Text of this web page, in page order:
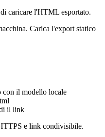
caricare l'HTML esportato.
Carica l'export statico
il modello locale
il link
e link condivisibile.